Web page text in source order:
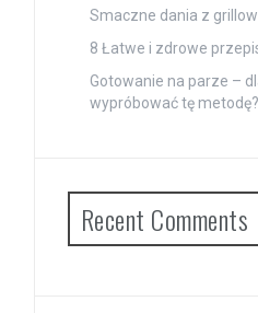
Smaczne dania z
8 Łatwe i zdrowe
Gotowanie na parze –
wypróbować tę metodę?
Recent Comments